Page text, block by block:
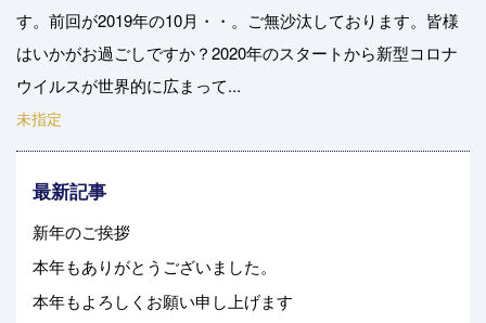
す。前回が2019年の10月・・。ご無沙汰しております。皆様
はいかがお過ごしですか？2020年のスタートから新型コロナ
ウイルスが世界的に広まって...
未指定
最新記事
新年のご挨拶
本年もありがとうございました。
本年もよろしくお願い申し上げます